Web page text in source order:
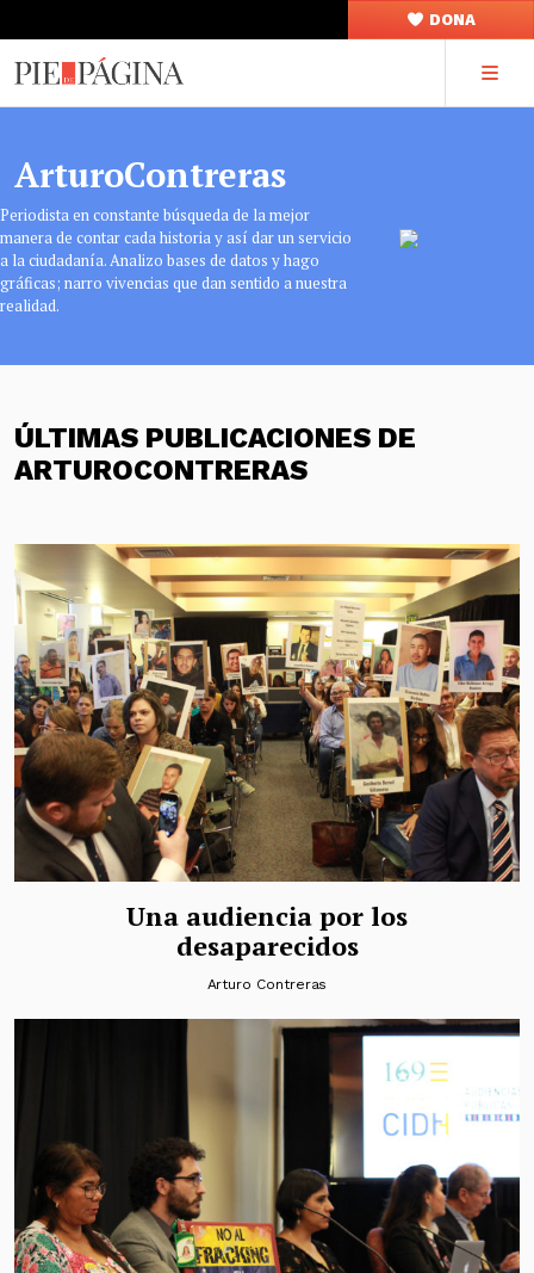
DONA
ArturoContreras
Periodista en constante búsqueda de la mejor
manera de contar cada historia y así dar un servicio
a la ciudadanía. Analizo bases de datos y hago
gráficas; narro vivencias que dan sentido a nuestra
realidad.
ÚLTIMAS PUBLICACIONES DE
ARTUROCONTRERAS
Una audiencia por los
desaparecidos
Arturo Contreras